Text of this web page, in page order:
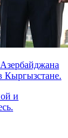
Кыргызстане.
и